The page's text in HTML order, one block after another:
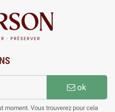
ok
moment. Vous trouverez pour cela